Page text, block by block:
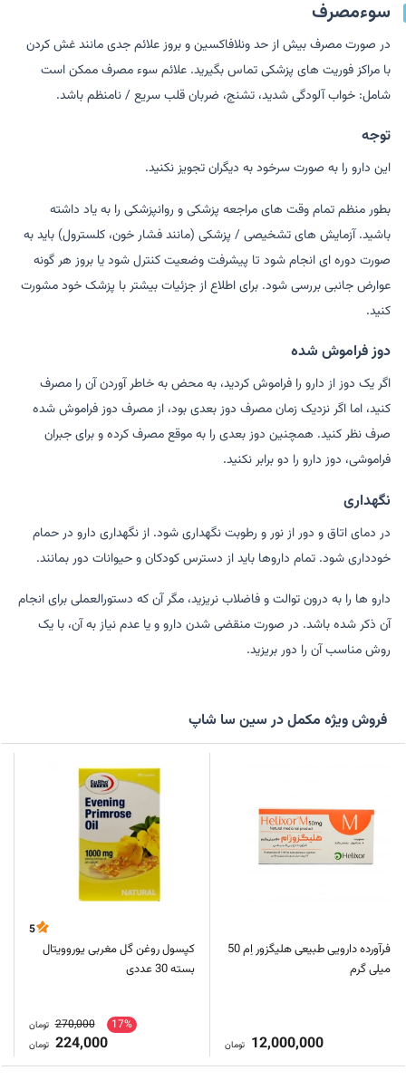
سوءمصرف
در صورت مصرف بیش از حد ونلافاکسین و بروز علائم جدی مانند غش کردن
با مراکز فوریت های پزشکی تماس بگیرید. علائم سوء مصرف ممکن است
شامل: خواب آلودگی شدید، تشنج، ضربان قلب سریع / نامنظم باشد.
توجه
این دارو را به صورت سرخود به دیگران تجویز نکنید.
بطور منظم تمام وقت های مراجعه پزشکی و روانپزشکی را به یاد داشته
باشید. آزمایش های تشخیصی / پزشکی (مانند فشار خون، کلسترول) باید به
صورت دوره ای انجام شود تا پیشرفت وضعیت کنترل شود یا بروز هر گونه
عوارض جانبی بررسی شود. برای اطلاع از جزئیات بیشتر با پزشک خود مشورت
کنید.
دوز فراموش شده
اگر یک دوز از دارو را فراموش کردید، به محض به خاطر آوردن آن را مصرف
کنید، اما اگر نزدیک زمان مصرف دوز بعدی بود، از مصرف دوز فراموش شده
صرف نظر کنید. همچنین دوز بعدی را به موقع مصرف کرده و برای جبران
فراموشی، دوز دارو را دو برابر نکنید.
نگهداری
در دمای اتاق و دور از نور و رطوبت نگهداری شود. از نگهداری دارو در حمام
خودداری شود. تمام داروها باید از دسترس کودکان و حیوانات دور بمانند.
دارو ها را به درون توالت و فاضلاب نریزید، مگر آن که دستورالعملی برای انجام
آن ذکر شده باشد. در صورت منقضی شدن دارو و یا عدم نیاز به آن، با یک
روش مناسب آن را دور بریزید.
فروش ویژه مکمل در سین سا شاپ
فرآورده دارویی طبیعی هلیگزور اِم 50
میلی گرم
12,000,000 تومان
5
کپسول روغن گل مغربی یوروویتال
بسته 30 عددی
17%
270,000 تومان
224,000 تومان